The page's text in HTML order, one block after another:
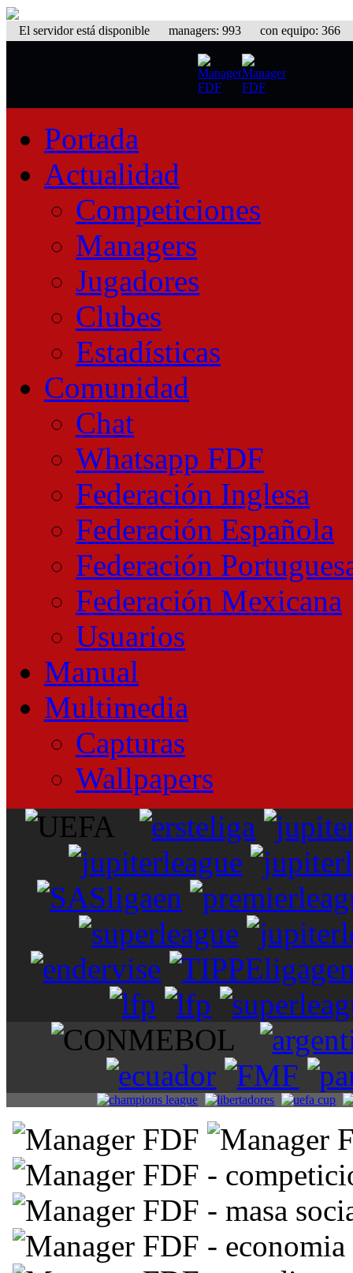
El servidor está disponible managers: 993 con equipo: 366
Portada
Actualidad
Competiciones
Managers
Jugadores
Clubes
Estadísticas
Comunidad
Chat
Whatsapp FDF
Federación Inglesa
Federación Española
Federación
Federación Mexicana
Usuarios
Manual
Multimedia
Capturas
Wallpapers